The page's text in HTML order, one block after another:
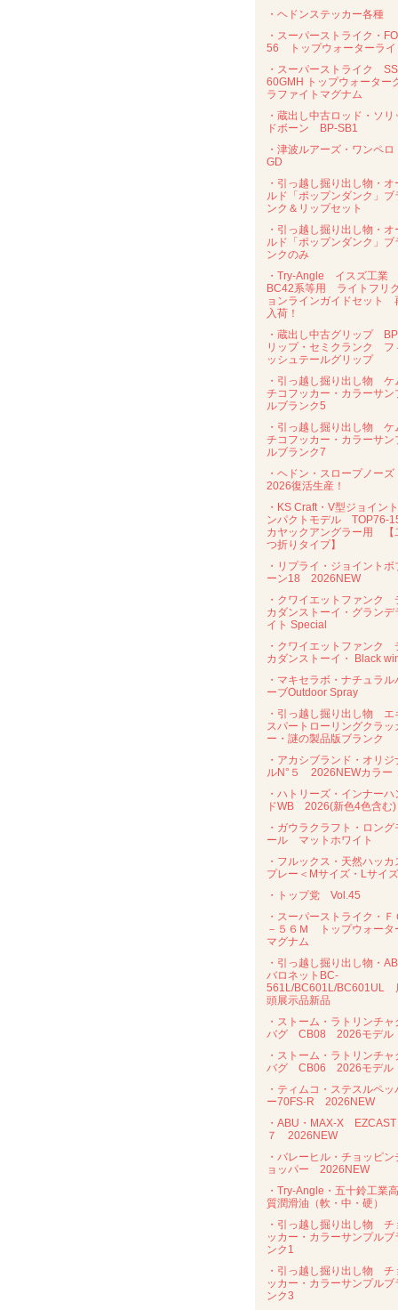
・ヘドンステッカー各種
・スーパーストライク・
56 トップウォーターライ
・スーパーストライク
60GMH トップウォーター
ラファイトマグナム
・蔵出し中古ロッド・ソリ
ドボーン BP-SB1
・津波ルアーズ・ワンペロ
GD
・引っ越し掘り出し物・オ
ルド「ポップンダンク」ブ
ンク＆リップセット
・引っ越し掘り出し物・オ
ルド「ポップンダンク」ブ
ンクのみ
・Try-Angle イスズ工業
BC42系等用 ライトフリ
ョンラインガイドセット
入荷！
・蔵出し中古グリップ
リップ・セミクランク フ
ッシュテールグリップ
・引っ越し掘り出し物 ケ
チコフッカー・カラーサン
ルブランク5
・引っ越し掘り出し物 ケ
チコフッカー・カラーサン
ルブランク7
・ヘドン・スロープノーズ
2026復活生産！
・KS Craft・V型ジョイン
ンパクトモデル TOP76-
カヤックアングラー用 【
つ折りタイプ】
・リプライ・ジョイントボ
ーン18 2026NEW
・クワイエットファンク
カダンストーイ・グランデ
イト Special
・クワイエットファンク
カダンストーイ・ Black
・マキセラボ・ナチュラル
ーブOutdoor Spray
・引っ越し掘り出し物 エ
スパートローリングクラッ
ー・謎の製品版ブランク
・アカシブランド・オリジ
ルN°５ 2026NEWカラー
・ハトリーズ・インナーハ
ドWB 2026(新色4色含む)
・ガウラクラフト・ロング
ール マットホワイト
・フルックス・天然ハッカ
プレー＜Mサイズ・Lサイ
・トップ党 Vol.45
・スーパーストライク・Ｆ
－５６Ｍ トップウォータ
マグナム
・引っ越し掘り出し物・
バロネットBC-
561L/BC601L/BC601UL
頭展示品新品
・ストーム・ラトリンチャ
バグ CB08 2026モデル
・ストーム・ラトリンチャ
バグ CB06 2026モデル
・ティムコ・ステスルペッ
ー70FS-R 2026NEW
・ABU・MAX-X EZCAST
７ 2026NEW
・バレーヒル・チョッピン
ョッパー 2026NEW
・Try-Angle・五十鈴工業
質潤滑油（軟・中・硬）
・引っ越し掘り出し物 チ
ッカー・カラーサンプルブ
ンク1
・引っ越し掘り出し物 チ
ッカー・カラーサンプルブ
ンク3